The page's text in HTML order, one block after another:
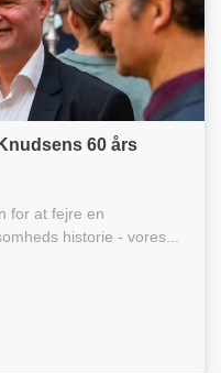
60 års
for at fejre en
historie - vores...